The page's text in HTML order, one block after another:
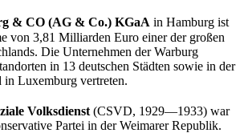
& CO (AG & Co.) KGaA in Hamburg ist
von 3,81 Milliarden Euro einer der großen
Die Unternehmen der Warburg
in 13 deutschen Städten sowie in der
Luxemburg vertreten.
Volksdienst (CSVD, 1929—1933) war
Partei in der Weimarer Republik.